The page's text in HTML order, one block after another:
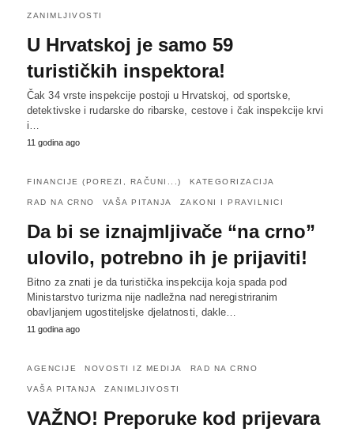
ZANIMLJIVOSTI
U Hrvatskoj je samo 59
turističkih inspektora!
Čak 34 vrste inspekcije postoji u Hrvatskoj, od sportske,
detektivske i rudarske do ribarske, cestove i čak inspekcije krvi
i…
11 godina ago
FINANCIJE (POREZI, RAČUNI...) KATEGORIZACIJA
RAD NA CRNO VAŠA PITANJA ZAKONI I PRAVILNICI
Da bi se iznajmljivače “na crno”
ulovilo, potrebno ih je prijaviti!
Bitno za znati je da turistička inspekcija koja spada pod
Ministarstvo turizma nije nadležna nad neregistriranim
obavljanjem ugostiteljske djelatnosti, dakle…
11 godina ago
AGENCIJE NOVOSTI IZ MEDIJA RAD NA CRNO
VAŠA PITANJA ZANIMLJIVOSTI
VAŽNO! Preporuke kod prijevara